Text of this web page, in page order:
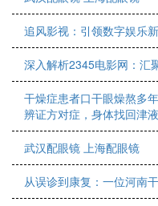
追风影视：引领数字娱乐
深入解析2345电影网：汇
干燥症患者口干眼燥熬多
辨证方对症，身体找回津液
武汉配眼镜 上海配眼镜
从误诊到康复：一位河南